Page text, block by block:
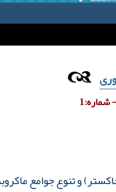
و تنوع جوامع